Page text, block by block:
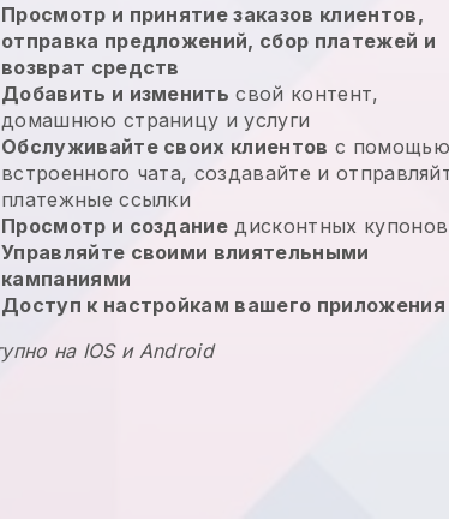
Просмотр и принятие заказов клиентов,
отправка предложений, сбор платежей и
возврат средств
Добавить и изменить свой контент,
домашнюю страницу и услуги
Обслуживайте своих клиентов с помощью
встроенного чата, создавайте и
платежные ссылки
Просмотр и создание дисконтных купонов
Управляйте своими влиятельными
кампаниями
Доступ к настройкам вашего приложения
на IOS и Android